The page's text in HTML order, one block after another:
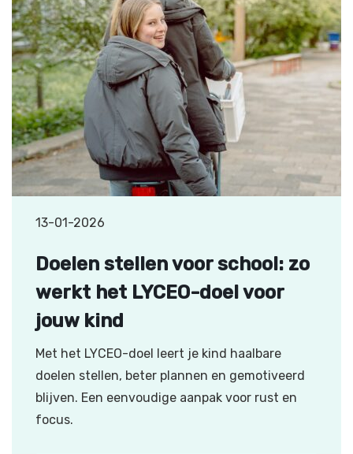
13-01-2026
Doelen stellen voor school: zo
werkt het LYCEO-doel voor
jouw kind
Met het LYCEO-doel leert je kind haalbare
doelen stellen, beter plannen en gemotiveerd
blijven. Een eenvoudige aanpak voor rust en
focus.